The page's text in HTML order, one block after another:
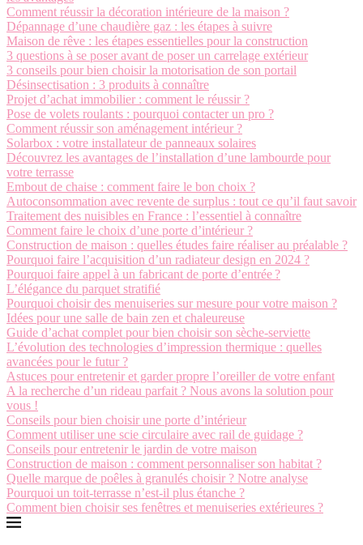
Comment réussir la décoration intérieure de la maison ?
Dépannage d’une chaudière gaz : les étapes à suivre
Maison de rêve : les étapes essentielles pour la construction
3 questions à se poser avant de poser un carrelage extérieur
3 conseils pour bien choisir la motorisation de son portail
Désinsectisation : 3 produits à connaître
Projet d’achat immobilier : comment le réussir ?
Pose de volets roulants : pourquoi contacter un pro ?
Comment réussir son aménagement intérieur ?
Solarbox : votre installateur de panneaux solaires
Découvrez les avantages de l’installation d’une lambourde pour
votre terrasse
Embout de chaise : comment faire le bon choix ?
Autoconsommation avec revente de surplus : tout ce qu’il faut savoir
Traitement des nuisibles en France : l’essentiel à connaître
Comment faire le choix d’une porte d’intérieur ?
Construction de maison : quelles études faire réaliser au préalable ?
Pourquoi faire l’acquisition d’un radiateur design en 2024 ?
Pourquoi faire appel à un fabricant de porte d’entrée ?
L’élégance du parquet stratifié
Pourquoi choisir des menuiseries sur mesure pour votre maison ?
Idées pour une salle de bain zen et chaleureuse
Guide d’achat complet pour bien choisir son sèche-serviette
L’évolution des technologies d’impression thermique : quelles
avancées pour le futur ?
Astuces pour entretenir et garder propre l’oreiller de votre enfant
A la recherche d’un rideau parfait ? Nous avons la solution pour
vous !
Conseils pour bien choisir une porte d’intérieur
Comment utiliser une scie circulaire avec rail de guidage ?
Conseils pour entretenir le jardin de votre maison
Construction de maison : comment personnaliser son habitat ?
Quelle marque de poêles à granulés choisir ? Notre analyse
Pourquoi un toit-terrasse n’est-il plus étanche ?
Comment bien choisir ses fenêtres et menuiseries extérieures ?